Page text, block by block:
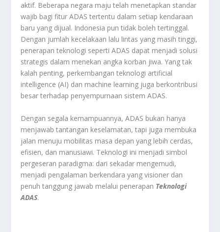
aktif. Beberapa negara maju telah menetapkan standar
wajib bagi fitur ADAS tertentu dalam setiap kendaraan
baru yang dijual. Indonesia pun tidak boleh tertinggal.
Dengan jumlah kecelakaan lalu lintas yang masih tinggi,
penerapan teknologi seperti ADAS dapat menjadi solusi
strategis dalam menekan angka korban jiwa. Yang tak
kalah penting, perkembangan teknologi artificial
intelligence (AI) dan machine learning juga berkontribusi
besar terhadap penyempurnaan sistem ADAS.
Dengan segala kemampuannya, ADAS bukan hanya
menjawab tantangan keselamatan, tapi juga membuka
jalan menuju mobilitas masa depan yang lebih cerdas,
efisien, dan manusiawi. Teknologi ini menjadi simbol
pergeseran paradigma: dari sekadar mengemudi,
menjadi pengalaman berkendara yang visioner dan
penuh tanggung jawab melalui penerapan Teknologi
ADAS.